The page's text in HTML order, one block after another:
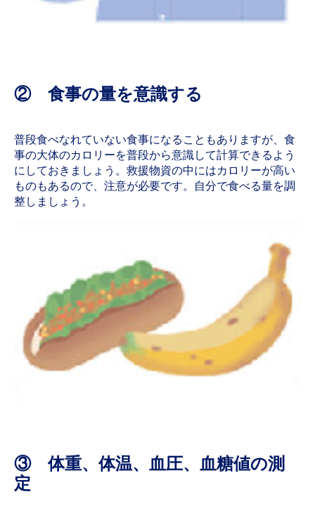
② 食事の量を意識する
普段食べなれていない食事になることもありますが、食
事の大体のカロリーを普段から意識して計算できるよう
にしておきましょう。救援物資の中にはカロリーが高い
ものもあるので、注意が必要です。自分で食べる量を調
整しましょう。
③ 体重、体温、血圧、血糖値の測
定